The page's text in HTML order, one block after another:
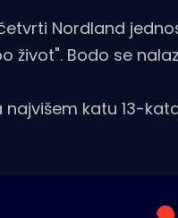
Nordland
život". Bodo se
katu 13-